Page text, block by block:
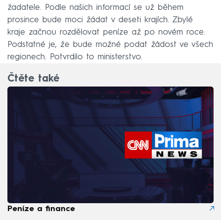
žadatele. Podle našich informací se už během
prosince bude moci žádat v deseti krajích. Zbylé
kraje začnou rozdělovat peníze až po novém roce.
Podstatné je, že bude možné podat žádost ve všech
regionech. Potvrdilo to ministerstvo.
Čtěte také
Peníze a finance